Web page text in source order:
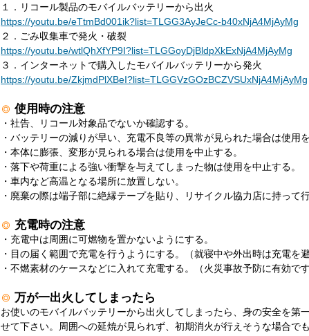
１．リコール製品のモバイルバッテリーから出火
https://youtu.be/eTtmBd001ik?list=TLGG3AyJeCc-b40xNjA4MjAyMg
２．ごみ収集車で発火・破裂
https://youtu.be/wtlQhXfYP9I?list=TLGGoyDjBldpXkExNjA4MjAyMg
３．インターネットで購入したモバイルバッテリーから発火
https://youtu.be/ZkjmdPlXBeI?list=TLGGVzGOzBCZVSUxNjA4MjAyMg
使用時の注意
・社告、リコール対象品でないか確認する。
・バッテリーの減りが早い、充電不良等の異常が見られた場合は使用を
・本体に膨張、変形が見られる場合は使用を中止する。
・落下や荷重による強い衝撃を与えてしまった物は使用を中止する。
・車内など高温となる場所に放置しない。
・廃棄の際は端子部に絶縁テープを貼り、リサイクル協力店に持って行
充電時の注意
・充電中は周囲に可燃物を置かないようにする。
・目の届く範囲で充電を行うようにする。（就寝中や外出時は充電を避
・不燃素材のケースなどに入れて充電する。（火災事故予防に有効です
万が一出火してしまったら
お使いのモバイルバッテリーから出火してしまったら、身の安全を第
せて下さい。周囲への延焼が見られず、初期消火が行えそうな場合で